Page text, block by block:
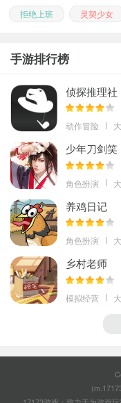
拒绝上班
灵契少女
手游排行榜
侦探推理社
动作冒险
少年刀剑笑
角色扮演
养鸡日记
角色扮演
乡村老师
模拟经营